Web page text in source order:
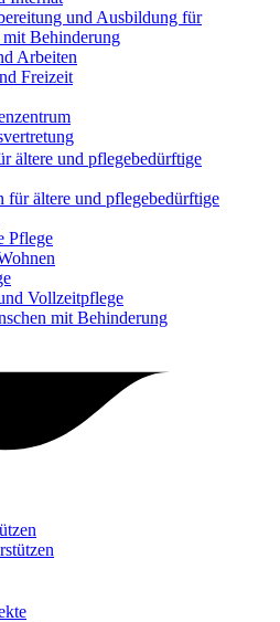
und Ausbildung für
mit Behinderung
Arbeiten
Freizeit
ältere und pflegebedürftige
für ältere und pflegebedürftige
Pflege
Vollzeitpflege
mit Behinderung